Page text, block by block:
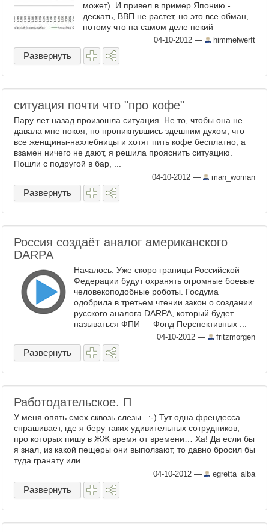
может). И привел в пример Японию -
дескать, ВВП не растет, но это все обман,
потому что на самом деле некий
"реальный рост" уровня ...
04-10-2012 — himmelwerft
Развернуть
ситуация почти что "про кофе"
Пару лет назад произошла ситуация. Не то, чтобы она не
давала мне покоя, но проникнувшись здешним духом, что
все женщины-нахлебницы и хотят пить кофе бесплатно, а
взамен ничего не дают, я решила прояснить ситуацию.
Пошли с подругой в бар, ...
04-10-2012 — man_woman
Развернуть
Россия создаёт аналог американского
DARPA
Началось. Уже скоро границы Российской
Федерации будут охранять огромные боевые
человекоподобные роботы. Госдума
одобрила в третьем чтении закон о создании
русского аналога DARPA, который будет
называться ФПИ — Фонд Перспективных ...
04-10-2012 — fritzmorgen
Развернуть
Работодательское. П
У меня опять смех сквозь слезы. :-) Тут одна френдесса
спрашивает, где я беру таких удивительных сотрудников,
про которых пишу в ЖЖ время от времени… Ха! Да если бы
я знал, из какой пещеры они выползают, то давно бросил бы
туда гранату или ...
04-10-2012 — egretta_alba
Развернуть